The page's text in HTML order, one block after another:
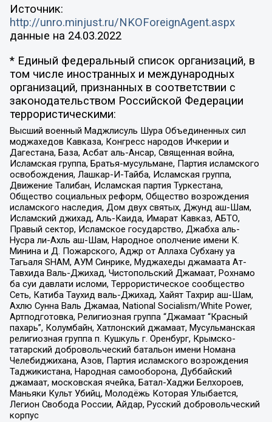
Источник:
http://unro.minjust.ru/NKOForeignAgent.aspx
данные на 24.03.2022
* Единый федеральный список организаций, в
том числе иностранных и международных
организаций, признанных в соответствии с
законодательством Российской Федерации
террористическими:
Высший военный Маджлисуль Шура Объединенных сил
моджахедов Кавказа, Конгресс народов Ичкерии и
Дагестана, База, Асбат аль-Ансар, Священная война,
Исламская группа, Братья-мусульмане, Партия исламского
освобождения, Лашкар-И-Тайба, Исламская группа,
Движение Талибан, Исламская партия Туркестана,
Общество социальных реформ, Общество возрождения
исламского наследия, Дом двух святых, Джунд аш-Шам,
Исламский джихад, Аль-Каида, Имарат Кавказ, АБТО,
Правый сектор, Исламское государство, Джабха аль-
Нусра ли-Ахль аш-Шам, Народное ополчение имени К.
Минина и Д. Пожарского, Аджр от Аллаха Субхану уа
Тагьаля SHAM, АУМ Синрике, Муджахеды джамаата Ат-
Тавхида Валь-Джихад, Чистопольский Джамаат, Рохнамо
ба суи давлати исломи, Террористическое сообщество
Сеть, Катиба Таухид валь-Джихад, Хайят Тахрир аш-Шам,
Ахлю Сунна Валь Джамаа, National Socialism/White Power,
Артподготовка, Религиозная группа “Джамаат “Красный
пахарь”, Колумбайн, Хатлонский джамаат, Мусульманская
религиозная группа п. Кушкуль г. Оренбург, Крымско-
татарский добровольческий батальон имени Номана
Челебиджихана, Азов, Партия исламского возрождения
Таджикистана, Народная самооборона, Дуббайский
джамаат, московская ячейка, Батал-Хаджи Белхороев,
Маньяки Культ Убийц, Молодёжь Которая Улыбается,
Легион Свобода России, Айдар, Русский добровольческий
корпус